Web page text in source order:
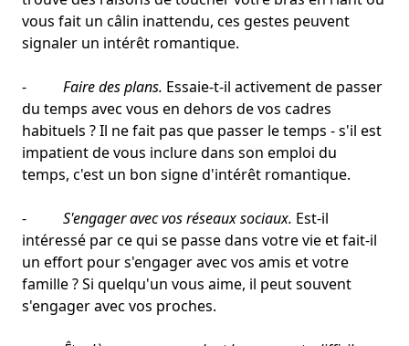
vous fait un câlin inattendu, ces gestes peuvent
signaler un intérêt romantique.
- Faire des plans. Essaie-t-il activement de passer
du temps avec vous en dehors de vos cadres
habituels ? Il ne fait pas que passer le temps - s'il est
impatient de vous inclure dans son emploi du
temps, c'est un bon signe d'intérêt romantique.
- S'engager avec vos réseaux sociaux. Est-il
intéressé par ce qui se passe dans votre vie et fait-il
un effort pour s'engager avec vos amis et votre
famille ? Si quelqu'un vous aime, il peut souvent
s'engager avec vos proches.